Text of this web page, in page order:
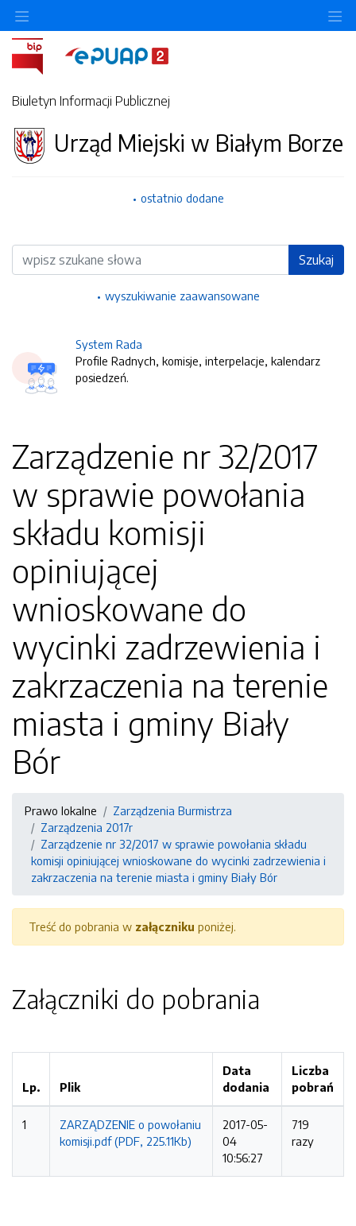
Biuletyn Informacji Publicznej
Urząd Miejski w Białym Borze
ostatnio dodane
Wyszukiwarka Szukaj
wyszukiwanie zaawansowane
System Rada
Profile Radnych, komisje, interpelacje, kalendarz
posiedzeń.
Zarządzenie nr 32/2017
w sprawie powołania
składu komisji
opiniującej
wnioskowane do
wycinki zadrzewienia i
zakrzaczenia na terenie
miasta i gminy Biały
Bór
Prawo lokalne
Zarządzenia Burmistrza
Zarządzenia 2017r
Zarządzenie nr 32/2017 w sprawie powołania składu
komisji opiniującej wnioskowane do wycinki zadrzewienia i
zakrzaczenia na terenie miasta i gminy Biały Bór
Treść do pobrania w załączniku poniżej.
Załączniki do pobrania
Lp. Plik
Data
dodania
Liczba
pobrań
1
ZARZĄDZENIE o powołaniu
komisji.pdf (PDF, 225.11Kb)
2017-05-
04
10:56:27
719
razy